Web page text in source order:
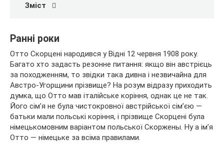
Зміст
Ранні роки
Отто Скорцені народився у Відні 12 червня 1908 року.
Багато хто задасть резонне питання: якщо він австрієць
за походженням, то звідки така дивна і незвичайна для
Австро-Угорщини прізвище? На розум відразу приходить
думка, що Отто мав італійське коріння, однак це не так.
Його сім’я не була чистокровної австрійської сім’єю —
батьки мали польські коріння, і прізвище Скорцені була
німецькомовним варіантом польської Скоржены. Ну а ім’я
Отто — німецьке за всіма правилами.